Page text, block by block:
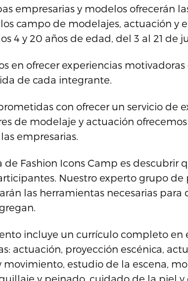
empresarias y modelos ofrecerán
campo de modelajes, actuación y
4 y 20 años de edad, del 3 al 21 de
en ofrecer experiencias
de cada integrante.
con ofrecer un servicio de
de modelaje y actuación
empresarias.
de Fashion Icons Camp es descubrir
Nuestro experto grupo de
las herramientas necesarias para
incluye un currículo completo en
actuación, proyección escénica,
movimiento, estudio de la escena,
y peinado, cuidado de la piel y